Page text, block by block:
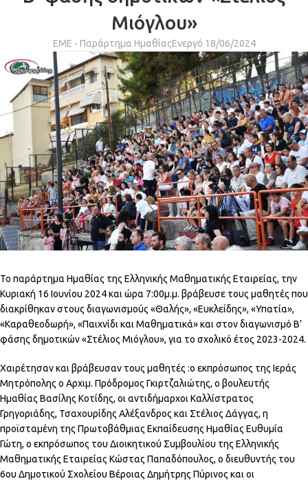
Μιόγλου»
ΕΜΕ - Παράρτημα ΗμαθίαςΕνεργό 18/06/2024
Το παράρτημα Ημαθίας της Ελληνικής Μαθηματικής Εταιρείας, την
Κυριακή 16 Ιουνίου 2024 και ώρα 7:00μ.μ. βράβευσε τους μαθητές που
διακρίθηκαν στους διαγωνισμούς «Θαλής», «Ευκλείδης», «Υπατία»,
«Καραθεοδωρή», «Παιχνίδι και Μαθηματικά» και στον διαγωνισμό Β’
φάσης δημοτικών «Στέλιος Μιόγλου», για το σχολικό έτος 2023-2024.
Χαιρέτησαν και βράβευσαν τους μαθητές :ο εκπρόσωπος της Ιεράς
Μητρόπολης ο Αρχιμ. Πρόδρομος Γκιρτζαλιώτης, ο βουλευτής
Ημαθίας Βασίλης Κοτίδης, οι αντιδήμαρχοι Καλλίστρατος
Γρηγοριάδης, Τσαχουρίδης Αλέξανδρος και Στέλιος Δάγγας, η
προϊσταμένη της Πρωτοβάθμιας Εκπαίδευσης Ημαθίας Ευθυμία
Γώτη, ο εκπρόσωπος του Διοικητικού Συμβουλίου της Ελληνικής
Μαθηματικής Εταιρείας Κώστας Παπαδόπουλος, ο διευθυντής του
6ου Δημοτικού Σχολείου Βέροιας Δημήτρης Πύρινος και οι